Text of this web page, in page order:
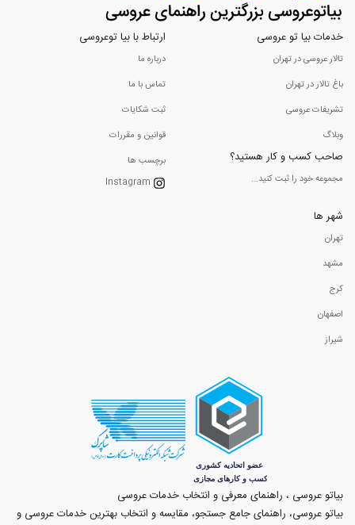
خدمات بیا تو عروسی
تالار عروسی در تهران
باغ تالار در تهران
تشریفات عروسی
وبلاگ
صاحب کسب و کار هستید؟
مجموعه خود را ثبت کنید...
ارتباط با بیا توعروسی
درباره ما
تماس با ما
ثبت شکایات
قوانین و مقررات
برچسب ها
Instagram
شهر ها
تهران
مشهد
کرج
اصفهان
شیراز
بیاتو عروسی ، راهنمای معرفی و انتخاب خدمات عروسی
بیاتو عروسی، راهنمای جامع جستجو، مقایسه و انتخاب بهترین خدمات عروسی و